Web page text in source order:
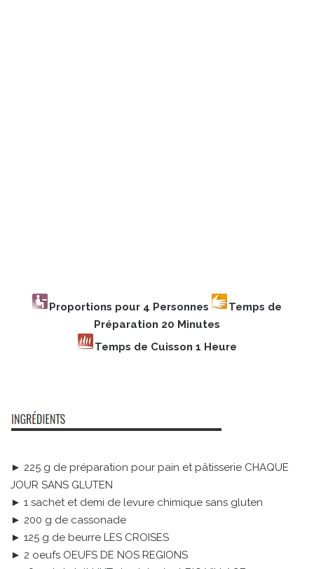
Proportions pour 4 Personnes
Temps de
Préparation 20 Minutes
Temps de Cuisson 1 Heure
► 225 g de préparation pour pain et pâtisserie CHAQUE
JOUR SANS GLUTEN
► 1 sachet et demi de levure chimique sans gluten
► 200 g de cassonade
► 125 g de beurre LES CROISES
► 2 oeufs OEUFS DE NOS REGIONS